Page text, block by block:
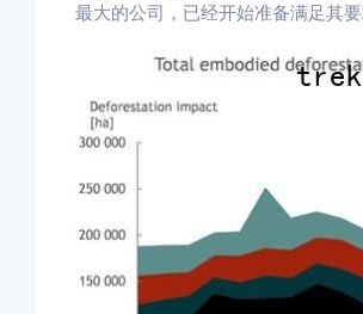
最大的公司，已经开始准备满足其